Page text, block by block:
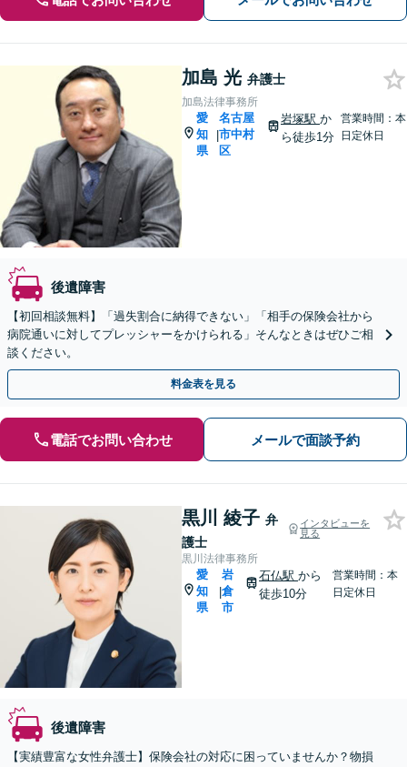
加島 光 弁護士
加島法律事務所
愛
知
県
|
名古屋
市中村
区
岩塚駅 か
ら徒歩1分
営業時間：本
日定休日
後遺障害
【初回相談無料】「過失割合に納得できない」「相手の保険会社から
病院通いに対してプレッシャーをかけられる」そんなときはぜひご相
談ください。
料金表を見る
電話でお問い合わせ メールで面談予約
黒川 綾子 弁
護士
インタビューを
見る
黒川法律事務所
愛
知
県
|
岩
倉
市
石仏駅 から
徒歩10分
営業時間：本
日定休日
後遺障害
【実績豊富な女性弁護士】保険会社の対応に困っていませんか？物損